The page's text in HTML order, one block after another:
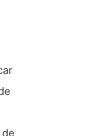
y es uno de los
San